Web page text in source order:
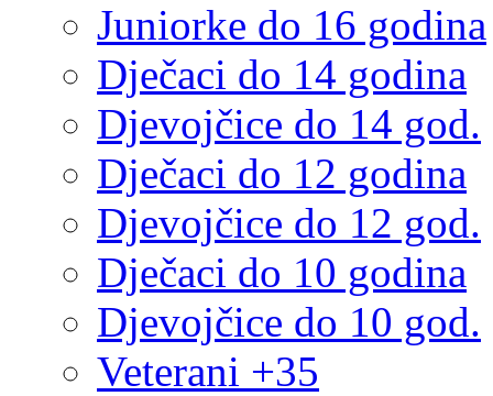
Juniorke do 16 godina
Dječaci do 14 godina
Djevojčice do 14 god.
Dječaci do 12 godina
Djevojčice do 12 god.
Dječaci do 10 godina
Djevojčice do 10 god.
Veterani +35